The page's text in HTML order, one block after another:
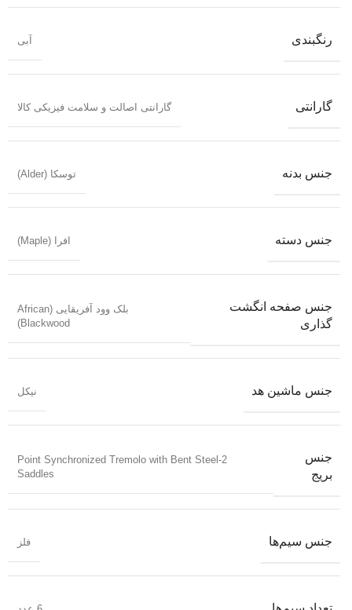
رنگبندی آبی
گارانتی گارانتی اصالت و سلامت فیزیکی کالا
جنس بدنه توسکا (Alder)
جنس دسته افرا (Maple)
جنس صفحه انگشت
گذاری
بلک وود آفریقایی (African
Blackwood)
جنس ماشین هد نیکل
جنس
بریج
2-Point Synchronized Tremolo with Bent Steel
Saddles
جنس سیم‌ها فلز